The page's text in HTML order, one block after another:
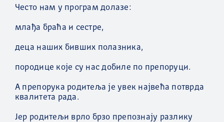
Често нам у програм долазе:
млађа браћа и сестре,
деца наших бивших полазника,
породице које су нас добиле по препоруци.
А препорука родитеља је увек највећа потврда
квалитета рада.
Јер родитељи врло брзо препознају разлику